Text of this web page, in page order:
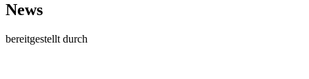
News
bereitgestellt durch